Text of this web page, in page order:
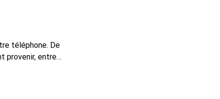
téléphone. De
provenir, entre